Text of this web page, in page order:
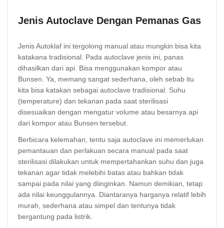
Jenis Autoclave Dengan Pemanas Gas
Jenis Autoklaf ini tergolong manual atau mungkin bisa kita
katakana tradisional. Pada autoclave jenis ini, panas
dihasilkan dari api. Bisa menggunakan kompor atau
Bunsen. Ya, memang sangat sederhana, oleh sebab itu
kita bisa katakan sebagai autoclave tradisional. Suhu
(temperature) dan tekanan pada saat sterilisasi
disesuaikan dengan mengatur volume atau besarnya api
dari kompor atau Bunsen tersebut.
Berbicara kelemahan, tentu saja autoclave ini memerlukan
pemantauan dan perlakuan secara manual pada saat
sterilisasi dilakukan untuk mempertahankan suhu dan juga
tekanan agar tidak melebihi batas atau bahkan tidak
sampai pada nilai yang diinginkan. Namun demikian, tetap
ada nilai keunggulannya. Diantaranya harganya relatif lebih
murah, sederhana atau simpel dan tentunya tidak
bergantung pada listrik.